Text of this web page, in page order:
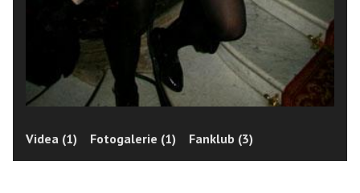
Videa (1) Fotogalerie (1) Fanklub (3)